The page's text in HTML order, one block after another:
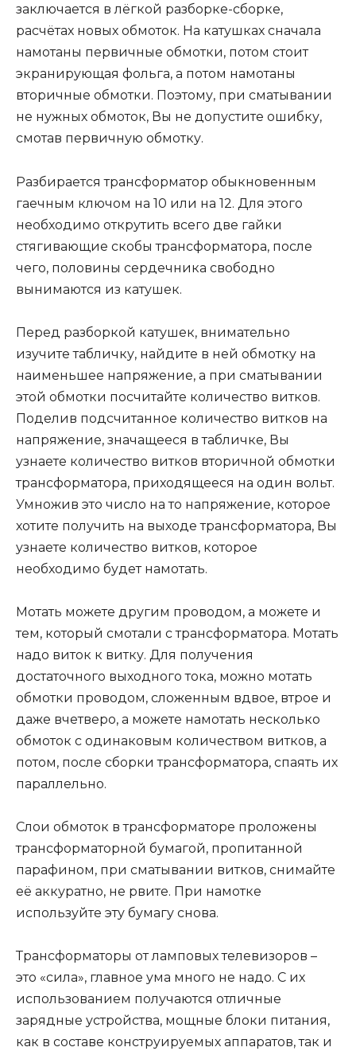
заключается в лёгкой разборке-сборке,
расчётах новых обмоток. На катушках сначала
намотаны первичные обмотки, потом стоит
экранирующая фольга, а потом намотаны
вторичные обмотки. Поэтому, при сматывании
не нужных обмоток, Вы не допустите ошибку,
смотав первичную обмотку.
Разбирается трансформатор обыкновенным
гаечным ключом на 10 или на 12. Для этого
необходимо открутить всего две гайки
стягивающие скобы трансформатора, после
чего, половины сердечника свободно
вынимаются из катушек.
Перед разборкой катушек, внимательно
изучите табличку, найдите в ней обмотку на
наименьшее напряжение, а при сматывании
этой обмотки посчитайте количество витков.
Поделив подсчитанное количество витков на
напряжение, значащееся в табличке, Вы
узнаете количество витков вторичной обмотки
трансформатора, приходящееся на один вольт.
Умножив это число на то напряжение, которое
хотите получить на выходе трансформатора, Вы
узнаете количество витков, которое
необходимо будет намотать.
Мотать можете другим проводом, а можете и
тем, который смотали с трансформатора. Мотать
надо виток к витку. Для получения
достаточного выходного тока, можно мотать
обмотки проводом, сложенным вдвое, втрое и
даже вчетверо, а можете намотать несколько
обмоток с одинаковым количеством витков, а
потом, после сборки трансформатора, спаять их
параллельно.
Слои обмоток в трансформаторе проложены
трансформаторной бумагой, пропитанной
парафином, при сматывании витков, снимайте
её аккуратно, не рвите. При намотке
используйте эту бумагу снова.
Трансформаторы от ламповых телевизоров –
это «сила», главное ума много не надо. С их
использованием получаются отличные
зарядные устройства, мощные блоки питания,
как в составе конструируемых аппаратов, так и